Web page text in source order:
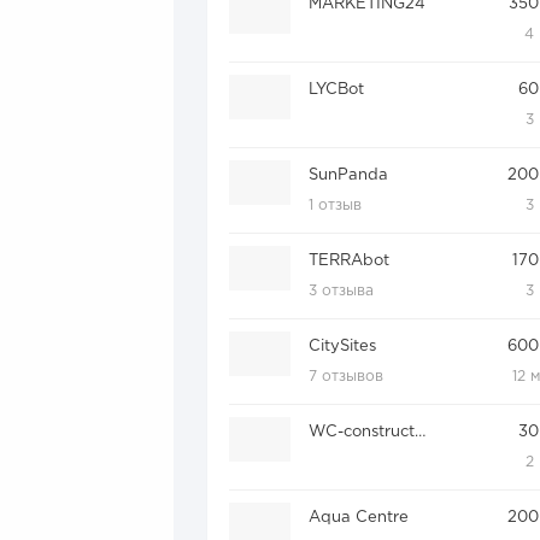
MARKETING24
4
LYCBot
3
SunPanda
1 отзыв 3
TERRAbot
3 отзыва 3
CitySites
7 отзывов 12
WC-constructor
2
Aqua Centre